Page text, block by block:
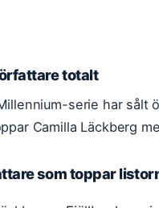
totalt
serie har sålt
Camilla Läckberg
som toppar